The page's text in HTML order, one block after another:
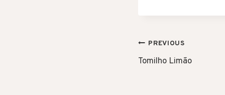
POST
PREVIOUS
Tomilho Limão